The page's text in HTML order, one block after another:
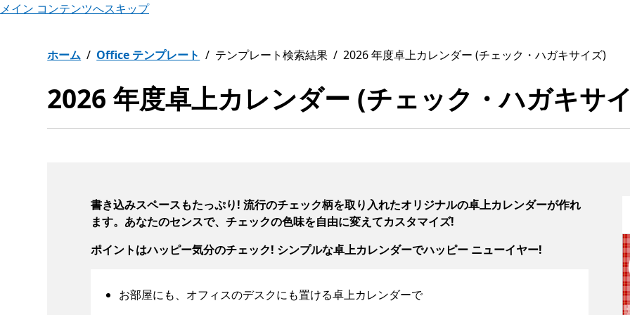
メイン コンテンツへスキップ
ホーム Office テンプレート テンプレート検索結果 2026 年度卓上カレンダー (チェック・ハガキサイズ)
2026 年度卓上カレンダー (チェック・ハガキサ
書き込みスペースもたっぷり! 流行のチェック柄を取り入れたオリジナルの卓上カレンダーが作れ
ます。あなたのセンスで、チェックの色味を自由に変えてカスタマイズ!
ポイントはハッピー気分のチェック! シンプルな卓上カレンダーでハッピー ニューイヤー!
お部屋にも、オフィスのデスクにも置ける卓上カレンダーで